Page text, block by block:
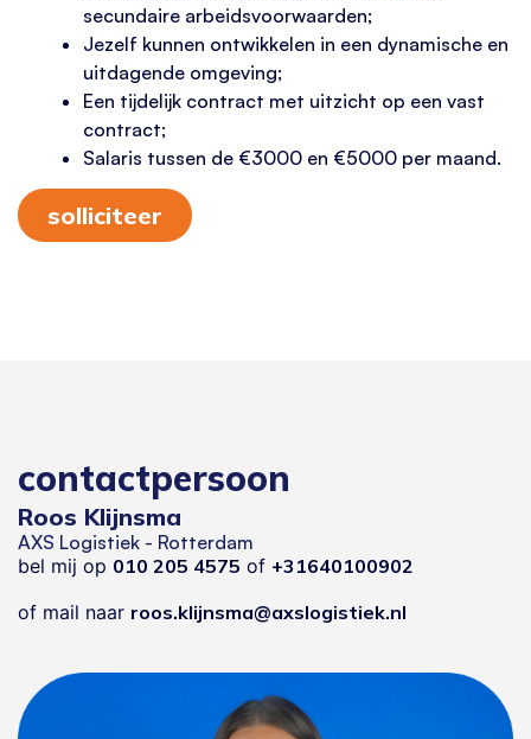
secundaire arbeidsvoorwaarden;
Jezelf kunnen ontwikkelen in een dynamische en
uitdagende omgeving;
Een tijdelijk contract met uitzicht op een vast
contract;
Salaris tussen de €3000 en €5000 per maand.
solliciteer
contactpersoon
Roos Klijnsma
AXS Logistiek - Rotterdam
bel mij op 010 205 4575 of +31640100902
of mail naar roos.klijnsma@axslogistiek.nl